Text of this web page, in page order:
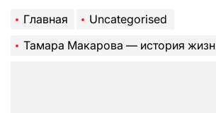
Главная
Uncategorised
Тамара Макарова — история жизни и профессионального успеха популярной актрисы